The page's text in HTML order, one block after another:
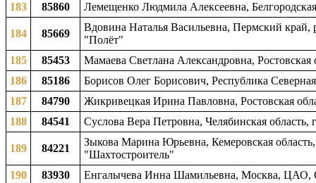
183
85860 Лемещенко Людмила Алексеевна,
184 85669
Вдовина Наталья Васильевна, Пермский
"Полёт"
185
85453
Мамаева Светлана Александровна,
186
85186
Борисов Олег Борисович, Республика
187
84790
Жикривецкая Ирина Павловна, Ростовская
188
84541 Суслова Вера Петровна, Челябинская
189 84221
Зыкова Марина Юрьевна, Кемеровская
"Шахтостроитель"
190
83930 Енгалычева Инна Шамильевна, Москва, ЦАО,